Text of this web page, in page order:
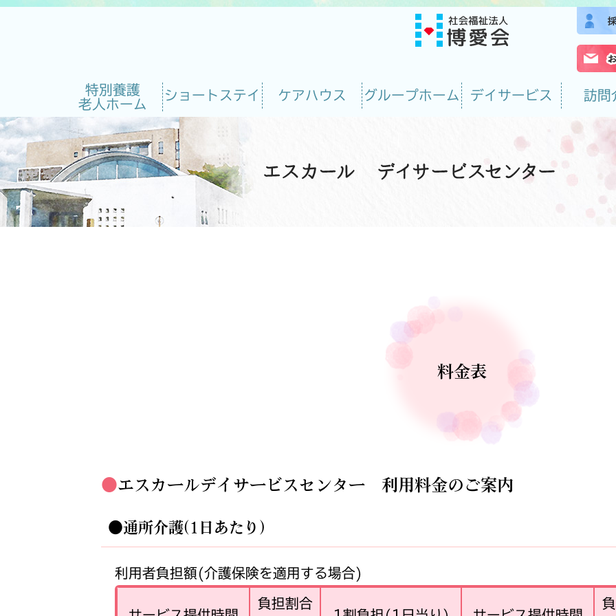
特別養護
老人ホーム
ショートステイ ケアハウス グループホーム デイサービス 訪問
料金表
エスカールデイサービスセンター 利用料金のご案内
●通所介護(1日あたり)
利用者負担額(介護保険を適用する場合)
負担割合